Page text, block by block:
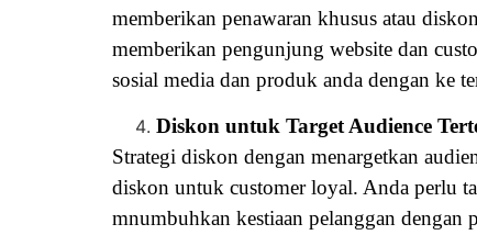
memberikan penawaran khusus atau
memberikan pengunjung website dan
sosial media dan produk anda dengan ke
Diskon untuk Target Audience
Strategi diskon dengan menargetkan
diskon untuk customer loyal. Anda perlu
mnumbuhkan kestiaan pelanggan dengan